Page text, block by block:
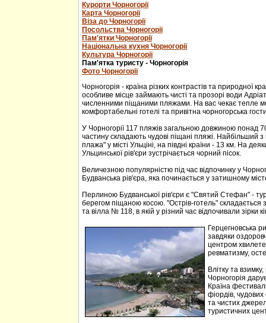
Курорти Чорногорії
Карта Чорногорії
Віза до Чорногорії
Посольства Чорногорії
Пам'ятки Чорногорії
Національна кухня Чорногорії
Культура Чорногорії
Пам'ятка туристу - Чорногорія
Фото Чорногорії
Чорногорія - країна різких контрастів та природної
особливе місце займають чисті та прозорі води
численними піщаними пляжами. На вас чекає тепле
комфортабельні готелі та привітна чорногорська
У Чорногорії 117 пляжів загальною довжиною понад
частину складають чудові піщані пляжі. Найбільший
плажа" у місті Ульціні, на півдні країни - 13 км. На
Ульцинської рів'єри зустрічається чорний пісок.
Величезною популярністю під час відпочинку у
Будванська рів'єра, яка починається у затишному
Перлиною Будванської рів'єри є "Святий Стефан" -
берегом піщаною косою. "Острів-готель"
та вілла № 118, в якій у різний час відпочивали зірки
Герцегновська
завдяки
центром
ревматизму,
Влітку та
Чорногорія
Країна
фіордів, чудових
та чистих
туристичних